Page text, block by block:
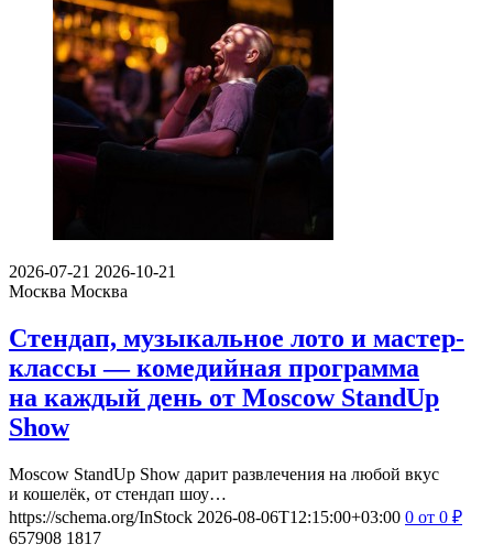
2026-07-21 2026-10-21
Москва Москва
Стендап, музыкальное лото и мастер-
классы — комедийная программа
на каждый день от Moscow StandUp
Show
Moscow StandUp Show дарит развлечения на любой вкус
и кошелёк, от стендап шоу…
https://schema.org/InStock 2026-08-06T12:15:00+03:00 0 от 0 ₽
657908 1817